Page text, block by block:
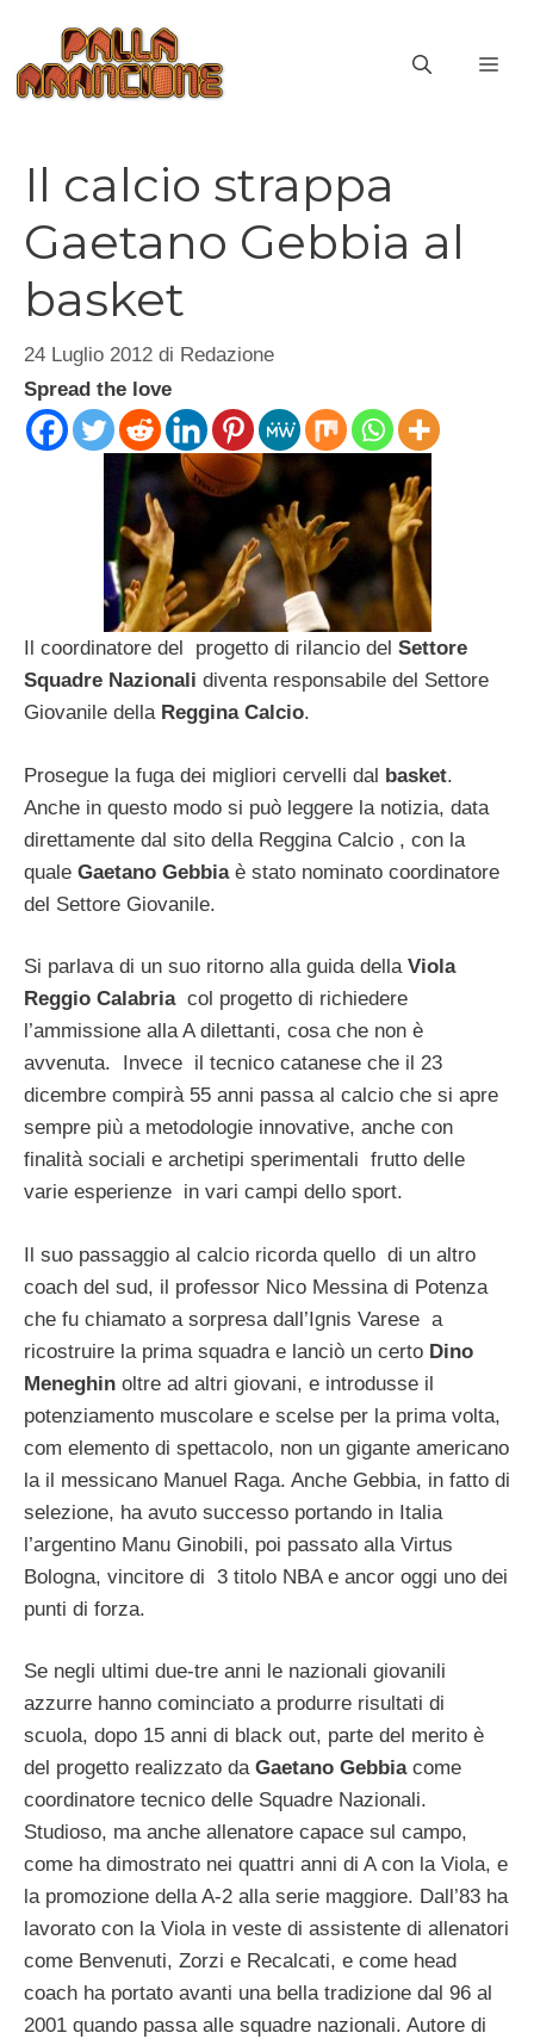
contenuto
Il calcio strappa
Gaetano Gebbia al
basket
24 Luglio 2012 di Redazione
Spread the love
Il coordinatore del progetto di rilancio del Settore
Squadre Nazionali diventa responsabile del Settore
Giovanile della Reggina Calcio.
Prosegue la fuga dei migliori cervelli dal basket.
Anche in questo modo si può leggere la notizia, data
direttamente dal sito della Reggina Calcio , con la
quale Gaetano Gebbiaè stato nominato coordinatore
del Settore Giovanile.
Si parlava di un suo ritorno alla guida della Viola
Reggio Calabriacol progetto di richiedere
l’ammissione alla A dilettanti, cosa che non è
avvenuta. Invece il tecnico catanese che il 23
dicembre compirà 55 anni passa al calcio che si apre
sempre più a metodologie innovative, anche con
finalità sociali e archetipi sperimentali frutto delle
varie esperienze in vari campi dello sport.
Il suo passaggio al calcio ricorda quello di un altro
coach del sud, il professor Nico Messina di Potenza
che fu chiamato a sorpresa dall’Ignis Varese a
ricostruire la prima squadra e lanciò un certo Dino
Meneghin oltre ad altri giovani, e introdusse il
potenziamento muscolare e scelse per la prima volta,
com elemento di spettacolo, non un gigante americano
la il messicano Manuel Raga. Anche Gebbia, in fatto di
selezione, ha avuto successo portando in Italia
l’argentino Manu Ginobili, poi passato alla Virtus
Bologna, vincitore di 3 titolo NBA e ancor oggi uno dei
punti di forza.
Se negli ultimi due-tre anni le nazionali giovanili
azzurre hanno cominciato a produrre risultati di
scuola, dopo 15 anni di black out, parte del merito è
del progetto realizzato daGaetano Gebbiacome
coordinatore tecnico delle Squadre Nazionali.
Studioso, ma anche allenatore capace sul campo,
come ha dimostrato nei quattri anni di A con la Viola, e
la promozione della A-2 alla serie maggiore. Dall’83 ha
lavorato con la Viola in veste di assistente di allenatori
come Benvenuti, Zorzi e Recalcati, e come head
coach ha portato avanti una bella tradizione dal 96 al
2001 quando passa alle squadre nazionali. Autore di